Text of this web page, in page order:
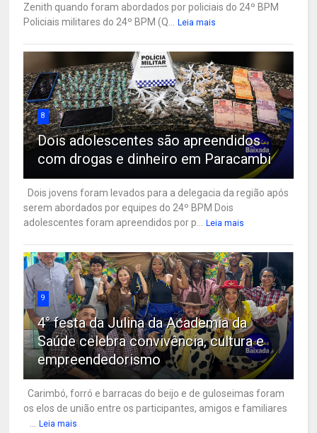
Zenith quando foram abordados por policiais do 24º BPM
Policiais militares do 24º BPM (Q...
Leia mais
8
Dois adolescentes são apreendidos
com drogas e dinheiro em Paracambi
Dois jovens foram levados para a delegacia da região após
serem abordados por equipes do 24º BPM Dois
adolescentes foram apreendidos por p...
Leia mais
9
4° festa da Julina da Academia da
Saúde celebra convivência, cultura e
empreendedorismo
Carimbó, forró e barracas do beijo e de guloseimas foram
os elos de união entre os participantes, amigos e familiares
Leia mais